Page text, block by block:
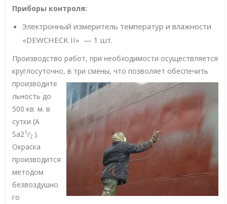
Приборы контроля:
Электронный измеритель температур и влажности
«DEWCHECK II» — 1 шт.
Производство работ, при необходимости осуществляется
круглосуточно, в три смены, что позволяет обеспечить
производите
льность до
500 кв. м. в
сутки (A
Sa21/2 ).
Окраска
производится
методом
безвоздушно
го